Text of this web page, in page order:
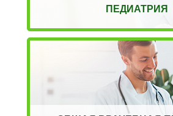
ПЕДИАТРИЯ